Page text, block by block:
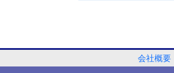
会社概要